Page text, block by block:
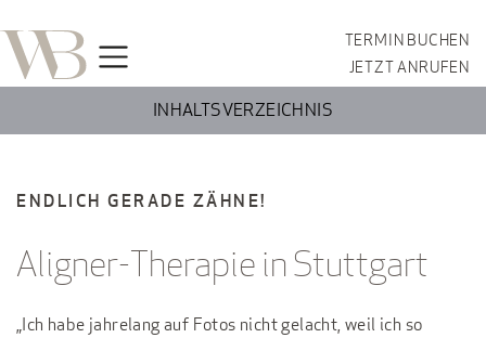
JETZT ANRUFEN
TERMIN BUCHEN
INHALTSVERZEICHNIS
ENDLICH GERADE ZÄHNE!
Aligner-Therapie in Stuttgart
„Ich habe jahrelang auf Fotos nicht gelacht, weil ich so